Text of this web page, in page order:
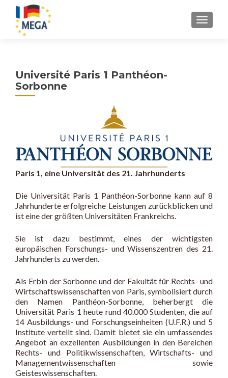
MENU
Université Paris 1 Panthéon-
Sorbonne
Paris 1, eine Universität des 21. Jahrhunderts
Die Universität Paris 1 Panthéon-Sorbonne kann auf 8
Jahrhunderte erfolgreiche Leistungen zurückblicken und
ist eine der größten Universitäten Frankreichs.
Sie ist dazu bestimmt, eines der wichtigsten
europäischen Forschungs- und Wissenszentren des 21.
Jahrhunderts zu werden.
Als Erbin der Sorbonne und der Fakultät für Rechts- und
Wirtschaftswissenschaften von Paris, symbolisiert durch
den Namen Panthéon-Sorbonne, beherbergt die
Universität Paris 1 heute rund 40.000 Studenten, die auf
14 Ausbildungs- und Forschungseinheiten (U.F.R.) und 5
Institute verteilt sind. Damit bietet sie ein umfassendes
Angebot an exzellenten Ausbildungen in den Bereichen
Rechts- und Politikwissenschaften, Wirtschafts- und
Managementwissenschaften sowie
Geisteswissenschaften.